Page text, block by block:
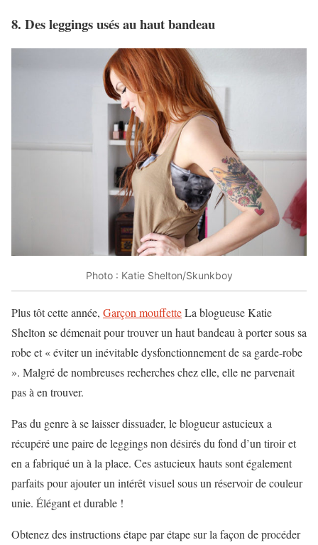
8. Des leggings usés au haut bandeau
Photo : Katie Shelton/Skunkboy
Plus tôt cette année, Garçon mouffetteLa blogueuse Katie
Shelton se démenait pour trouver un haut bandeau à porter sous sa
robe et « éviter un inévitable dysfonctionnement de sa garde-robe
». Malgré de nombreuses recherches chez elle, elle ne parvenait
pas à en trouver.
Pas du genre à se laisser dissuader, le blogueur astucieux a
récupéré une paire de leggings non désirés du fond d’un tiroir et
en a fabriqué un à la place. Ces astucieux hauts sont également
parfaits pour ajouter un intérêt visuel sous un réservoir de couleur
unie. Élégant et durable !
Obtenez des instructions étape par étape sur la façon de procéder